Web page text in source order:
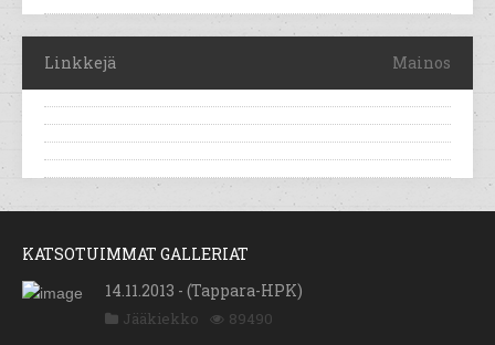
Linkkejä Mainos
KATSOTUIMMAT GALLERIAT
14.11.2013 - (Tappara-HPK)
Jääkiekko 89490